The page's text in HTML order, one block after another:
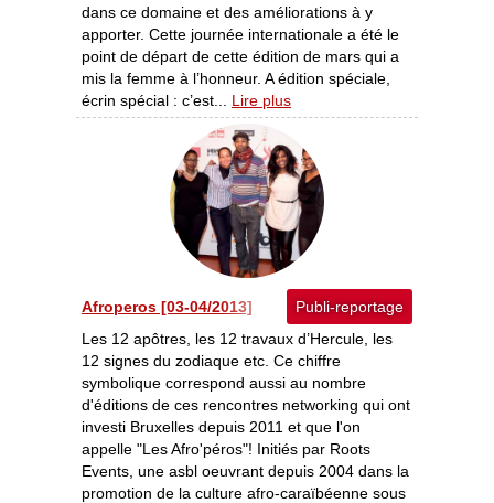
dans ce domaine et des améliorations à y
apporter. Cette journée internationale a été le
point de départ de cette édition de mars qui a
mis la femme à l’honneur. A édition spéciale,
écrin spécial : c’est... Lire plus
Publi-reportage
Afroperos [03-04/2013]
Les 12 apôtres, les 12 travaux d’Hercule, les
12 signes du zodiaque etc. Ce chiffre
symbolique correspond aussi au nombre
d'éditions de ces rencontres networking qui ont
investi Bruxelles depuis 2011 et que l'on
appelle "Les Afro'péros"! Initiés par Roots
Events, une asbl oeuvrant depuis 2004 dans la
promotion de la culture afro-caraïbéenne sous